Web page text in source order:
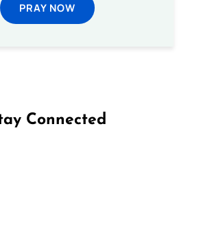
PRAY NOW
Connected